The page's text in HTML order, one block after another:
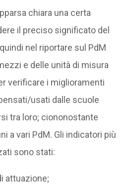
chiara una certa
il preciso significato del
nel riportare sul PdM
e delle unità di misura
verificare i miglioramenti
usati dalle scuole
tra loro; ciononostante
a vari PdM. Gli indicatori più
sono stati:
attuazione;